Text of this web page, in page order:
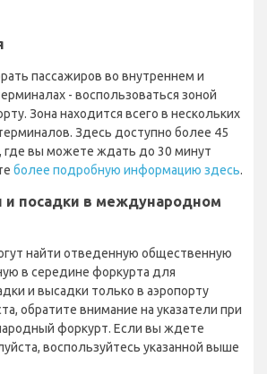
пассажиров во внутреннем и
- воспользоваться зоной
Зона находится всего в нескольких
Здесь доступно более 45
где вы можете ждать до 30 минут
более подробную информацию здесь.
и посадки в международном
найти отведенную общественную
в середине форкурта для
и высадки только в аэропорту
обратите внимание на указатели при
форкурт. Если вы ждете
воспользуйтесь указанной выше